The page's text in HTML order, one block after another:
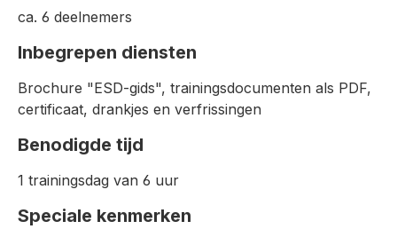
ca. 6 deelnemers
Inbegrepen diensten
Brochure "ESD-gids", trainingsdocumenten als PDF,
certificaat, drankjes en verfrissingen
Benodigde tijd
1 trainingsdag van 6 uur
Speciale kenmerken